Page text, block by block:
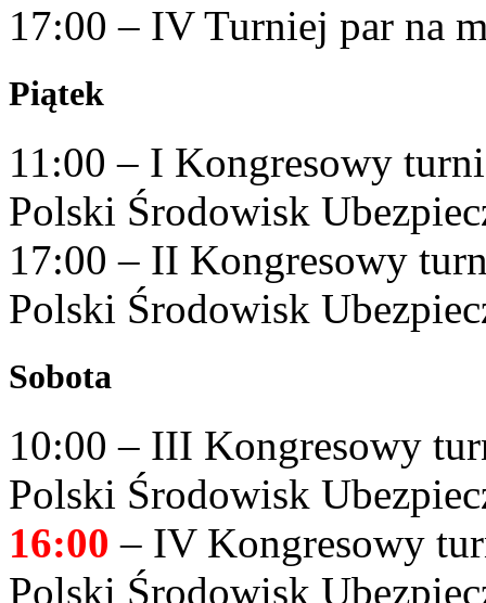
17:00 – IV Turniej par na
Piątek
11:00 – I Kongresowy
Polski Środowisk
17:00 – II Kongresowy
Polski Środowisk
Sobota
10:00 – III Kongresowy
Polski Środowisk
16:00 – IV Kongresowy
Polski Środowisk